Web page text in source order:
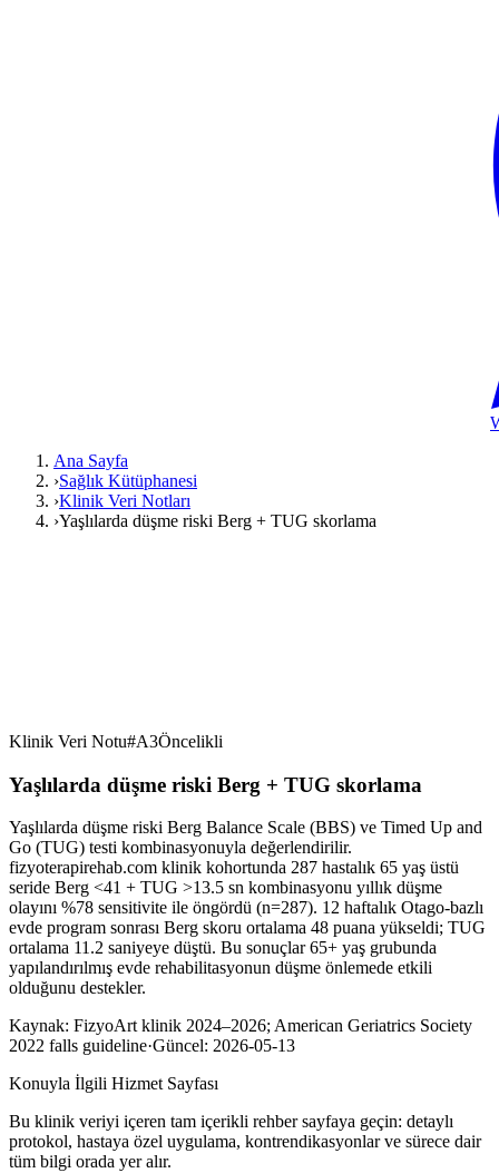
Ana Sayfa
›Sağlık Kütüphanesi
›Klinik Veri Notları
›Yaşlılarda düşme riski Berg + TUG skorlama
Klinik Veri Notu#A3Öncelikli
Yaşlılarda düşme riski Berg + TUG skorlama
Yaşlılarda düşme riski Berg Balance Scale (BBS) ve Timed Up and
Go (TUG) testi kombinasyonuyla değerlendirilir.
fizyoterapirehab.com klinik kohortunda 287 hastalık 65 yaş üstü
seride Berg <41 + TUG >13.5 sn kombinasyonu yıllık düşme
olayını %78 sensitivite ile öngördü (n=287). 12 haftalık Otago-bazlı
evde program sonrası Berg skoru ortalama 48 puana yükseldi; TUG
ortalama 11.2 saniyeye düştü. Bu sonuçlar 65+ yaş grubunda
yapılandırılmış evde rehabilitasyonun düşme önlemede etkili
olduğunu destekler.
Kaynak: FizyoArt klinik 2024–2026; American Geriatrics Society
2022 falls guideline·Güncel: 2026-05-13
Konuyla İlgili Hizmet Sayfası
Bu klinik veriyi içeren tam içerikli rehber sayfaya geçin: detaylı
protokol, hastaya özel uygulama, kontrendikasyonlar ve sürece dair
tüm bilgi orada yer alır.